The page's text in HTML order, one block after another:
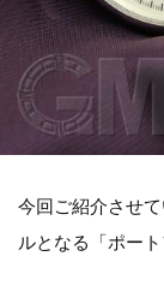
今回ご紹介させ
ルとなる「ポート